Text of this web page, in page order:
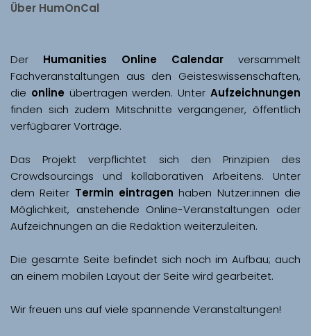
Über HumOnCal
Der Humanities Online Calendar versammelt
Fachveranstaltungen aus den Geisteswissenschaften,
die online übertragen werden. Unter Aufzeichnungen
finden sich zudem Mitschnitte vergangener, öffentlich
Das Projekt verpflichtet sich den Prinzipien des
Crowdsourcings und kollaborativen Arbeitens. Unter
dem Reiter Termin eintragen haben Nutzer:innen die
Möglichkeit, anstehende Online-Veranstaltungen oder
Aufzeichnungen an die Redaktion weiterzuleiten.
Die gesamte Seite befindet sich noch im Aufbau; auch
Wir freuen uns auf viele spannende Veranstaltungen!